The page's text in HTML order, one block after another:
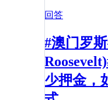
回答
#澳门罗
少押金，